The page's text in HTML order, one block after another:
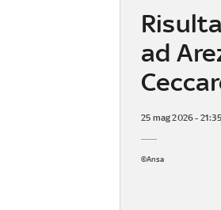
ad
25 mag 2026 - 21:35
©Ansa